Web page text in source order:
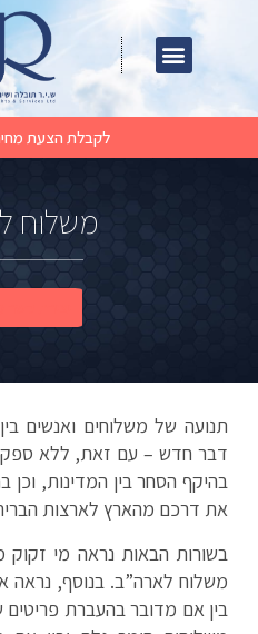
לקבלת הצעת
משלוח
תנועה של משלוחים ואנשים
דבר חדש – עם זאת, ללא
בהיקף הסחר בין המדינות, וכן
את דרכם מהארץ לארצות
בשורות הבאות נראה מי
משלוח לארה”ב. בנוסף, נראה
בין אם מדובר בהעברת